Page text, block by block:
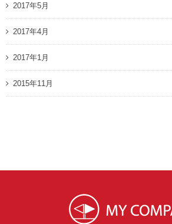
2017年5月
2017年4月
2017年1月
2015年11月